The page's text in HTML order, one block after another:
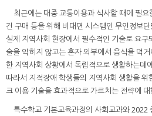
최근에는 대중 교통이용과 식사할 때에 필
건 구매 등을 위해 비대면 시스템인 무인정보
실제 지역사회 현장에서 필수적인 기술로 요
술을 익히지 않고는 혼자 외부에서 음식을 먹
한 지역사회 상황에서 독립적으로 생활하는데
따라서 지적장애 학생들의 지역사회 생활을
크 이용 기술을 효과적으로 가르치는 전략에
특수학교 기본교육과정의 사회교과와 2022